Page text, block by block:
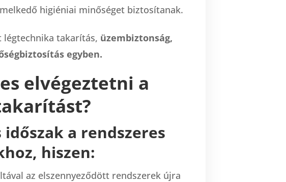
higiéniai minőséget biztosítanak.
takarítás, üzembiztonság,
egyben.
elvégeztetni a
a rendszeres
hiszen:
az elszennyeződött rendszerek újra